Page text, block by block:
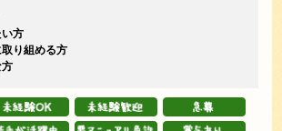
い方
取り組める方
方